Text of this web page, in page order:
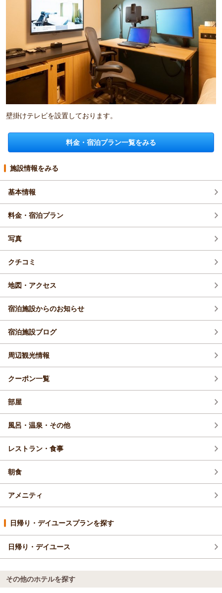
壁掛けテレビを設置しております。
料金・宿泊プラン一覧をみる
施設情報をみる
基本情報
料金・宿泊プラン
写真
クチコミ
地図・アクセス
宿泊施設からのお知らせ
宿泊施設ブログ
周辺観光情報
クーポン一覧
部屋
風呂・温泉・その他
レストラン・食事
朝食
アメニティ
日帰り・デイユースプランを探す
日帰り・デイユース
その他のホテルを探す